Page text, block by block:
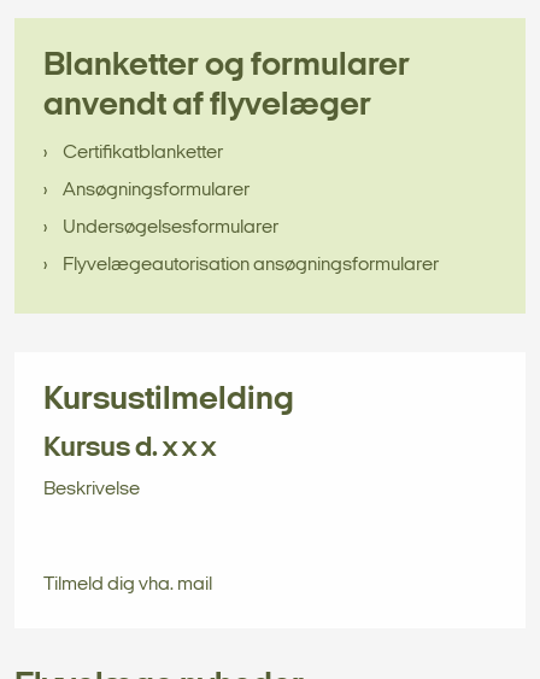
Blanketter og formularer
anvendt af flyvelæger
Certifikatblanketter
Ansøgningsformularer
Undersøgelsesformularer
Flyvelægeautorisation ansøgningsformularer
Kursustilmelding
Kursus d. x x x
Beskrivelse
Tilmeld dig vha. mail